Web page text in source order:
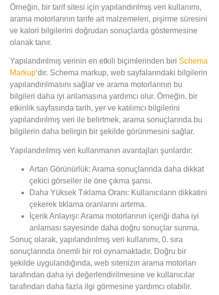
Örneğin, bir tarif sitesi için yapılandırılmış veri kullanımı,
arama motorlarının tarife ait malzemeleri, pişirme süresini
ve kalori bilgilerini doğrudan sonuçlarda göstermesine
olanak tanır.
Yapılandırılmış verinin en etkili biçimlerinden biri Schema
Markup‘dır. Schema markup, web sayfalarındaki bilgilerin
yapılandırılmasını sağlar ve arama motorlarının bu
bilgileri daha iyi anlamasına yardımcı olur. Örneğin, bir
etkinlik sayfasında tarih, yer ve katılımcı bilgilerini
yapılandırılmış veri ile belirtmek, arama sonuçlarında bu
bilgilerin daha belirgin bir şekilde görünmesini sağlar.
Yapılandırılmış veri kullanmanın avantajları şunlardır:
Artan Görünürlük: Arama sonuçlarında daha dikkat
çekici görseller ile öne çıkma şansı.
Daha Yüksek Tıklama Oranı: Kullanıcıların dikkatini
çekerek tıklama oranlarını artırma.
İçerik Anlayışı: Arama motorlarının içeriği daha iyi
anlaması sayesinde daha doğru sonuçlar sunma.
Sonuç olarak, yapılandırılmış veri kullanımı, 0. sıra
sonuçlarında önemli bir rol oynamaktadır. Doğru bir
şekilde uygulandığında, web sitenizin arama motorları
tarafından daha iyi değerlendirilmesine ve kullanıcılar
tarafından daha fazla ilgi görmesine yardımcı olabilir.